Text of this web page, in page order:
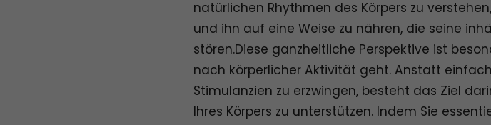
natürlichen Rhythmen des Körpers zu
und ihn auf eine Weise zu nähren, die seine
stören.Diese ganzheitliche Perspektive ist
nach körperlicher Aktivität geht. Anstatt
Stimulanzien zu erzwingen, besteht das Ziel
Ihres Körpers zu unterstützen. Indem Sie